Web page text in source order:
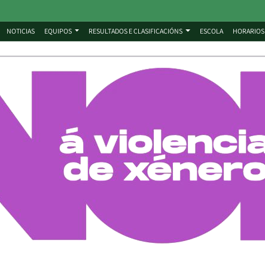
NOTICIAS EQUIPOS RESULTADOS E CLASIFICACIÓNS ESCOLA HORARIOS